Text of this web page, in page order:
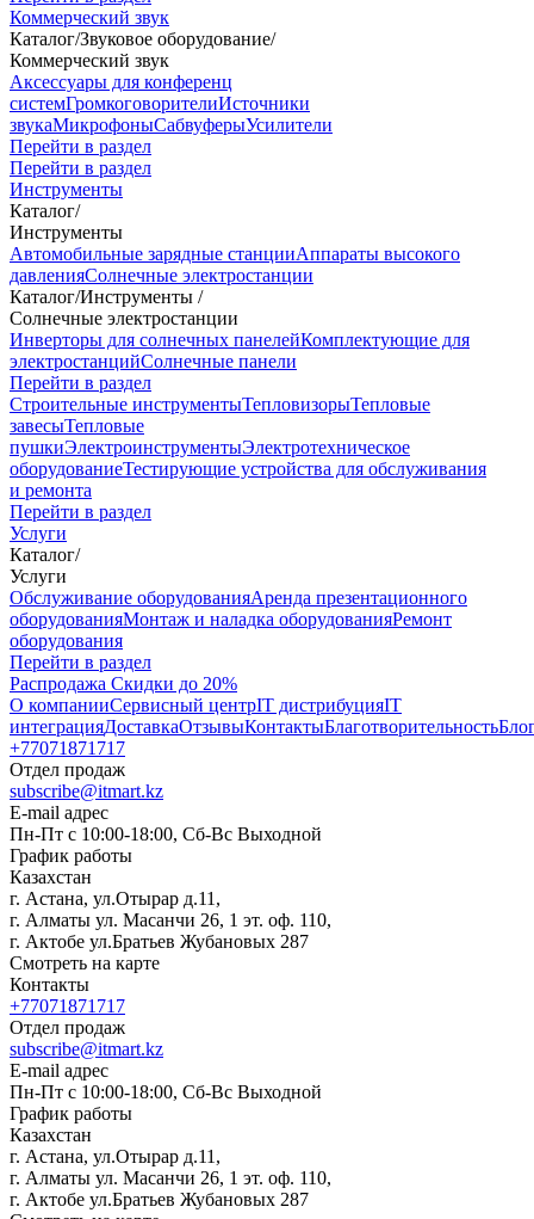
Коммерческий звук
Каталог/Звуковое оборудование/
Коммерческий звук
Аксессуары для конференц
системГромкоговорителиИсточники
звукаМикрофоныСабвуферыУсилители
Перейти в раздел
Перейти в раздел
Инструменты
Каталог/
Инструменты
Автомобильные зарядные станцииАппараты высокого
давленияСолнечные электростанции
Каталог/Инструменты /
Солнечные электростанции
Инверторы для солнечных панелейКомплектующие для
электростанцийСолнечные панели
Перейти в раздел
Строительные инструментыТепловизорыТепловые
завесыТепловые
пушкиЭлектроинструментыЭлектротехническое
оборудованиеТестирующие устройства для обслуживания
и ремонта
Перейти в раздел
Услуги
Каталог/
Услуги
Oбслуживание оборудованияАренда презентационного
оборудованияМонтаж и наладка оборудованияРемонт
оборудования
Перейти в раздел
Распродажа Скидки до 20%
О компанииСервисный центрIT дистрибуцияIT
интеграцияДоставкаОтзывыКонтактыБлаготворительность
+77071871717
Отдел продаж
subscribe@itmart.kz
E-mail адрес
Пн-Пт с 10:00-18:00, Сб-Вс Выходной
График работы
Казахстан
г. Астана, ул.Отырар д.11,
г. Алматы ул. Масанчи 26, 1 эт. оф. 110,
г. Актобе ул.Братьев Жубановых 287
Смотреть на карте
Контакты
+77071871717
Отдел продаж
subscribe@itmart.kz
E-mail адрес
Пн-Пт с 10:00-18:00, Сб-Вс Выходной
График работы
Казахстан
г. Астана, ул.Отырар д.11,
г. Алматы ул. Масанчи 26, 1 эт. оф. 110,
г. Актобе ул.Братьев Жубановых 287